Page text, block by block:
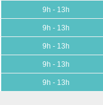
9h - 13h
9h - 13h
9h - 13h
9h - 13h
9h - 13h